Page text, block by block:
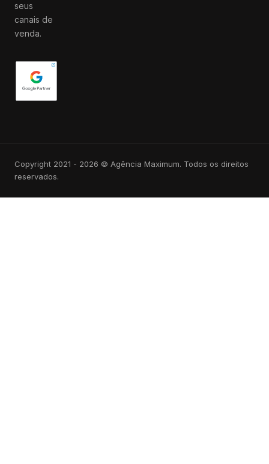
seus
canais de
venda.
Copyright 2021 - 2026 © Agência Maximum. Todos os direitos
reservados.